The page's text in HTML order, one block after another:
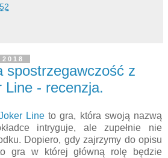
spostrzegawczość z
Line - recenzja.
Line to gra, która swoją nazwą
intryguje, ale zupełnie nie
Dopiero, gdy zajrzymy do opisu
gra w której główną rolę będzie